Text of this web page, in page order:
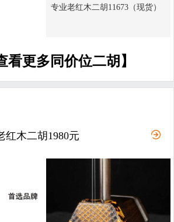
专业老红木二胡11673（现货）
看更多同价位二胡】
红木二胡1980元